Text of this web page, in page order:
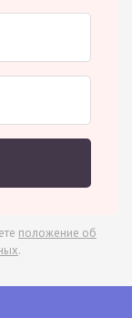
положение об
.